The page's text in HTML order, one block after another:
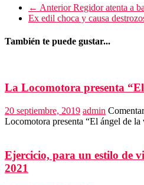
← AnteriorRegidor atenta a
Ex edil choca y causa
También te puede gustar...
La Locomotora presenta
20 septiembre, 2019 admin
Locomotora presenta “El ángel de la
Ejercicio, para un estilo de
2021